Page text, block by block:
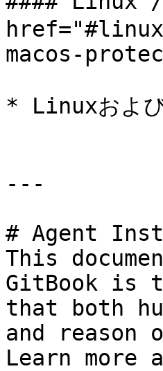
macos-
* Linuxおよ
---
# Agent
This
GitBook is
that both
and
Learn more